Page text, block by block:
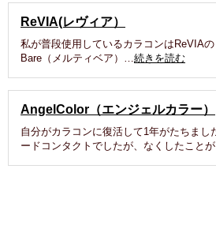
ReVIA(レヴィア）
私が普段使用しているカラコンはReVIA
Bare（メルティベア）…続きを読む
AngelColor（エンジェルカラー）
自分がカラコンに復活して1年がたちまし
ードコンタクトでしたが、なくしたこと